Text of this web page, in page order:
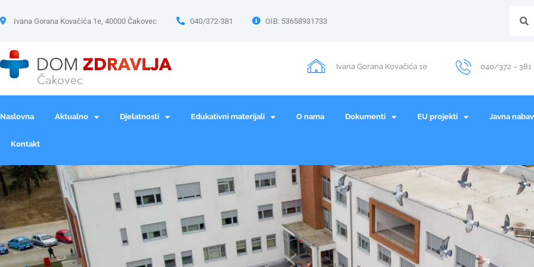
Ivana Gorana Kovačića 1e, 40000 Čakovec 040/372-381 OIB: 53658931733
Ivana Gorana Kovačića 1e 040/372 – 381
Naslovna Aktualno Djelatnosti Edukativni materijali O nama Dokumenti EU projekti Javna
Kontakt